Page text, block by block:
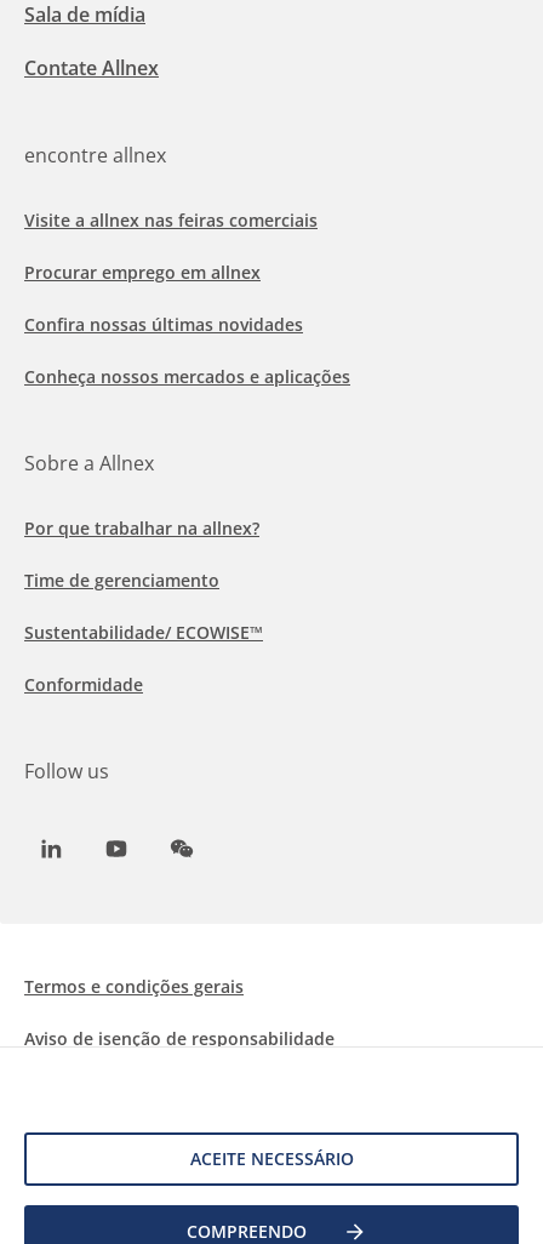
ACEITE NECESSÁRIO
COMPREENDO
Sala de mídia
Contate Allnex
encontre allnex
Visite a allnex nas feiras comerciais
Procurar emprego em allnex
Confira nossas últimas novidades
Conheça nossos mercados e aplicações
Sobre a Allnex
Por que trabalhar na allnex?
Time de gerenciamento
Sustentabilidade/ ECOWISE™
Conformidade
Follow us
LinkedInYoutubeWeChat
2026 Allnex Netherlands B.V.
Termos e condições gerais
Aviso de isenção de responsabilidade
Proteção de dados